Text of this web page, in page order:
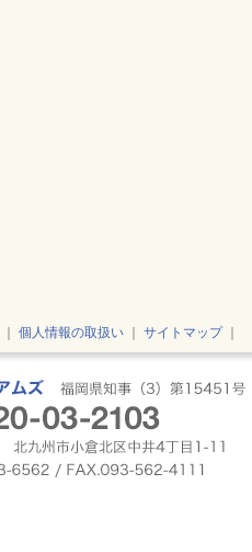
個人情報の取扱い サイトマップ｜